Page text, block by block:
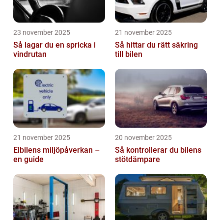
23 november 2025
Så lagar du en spricka i
vindrutan
21 november 2025
Så hittar du rätt säkring
till bilen
21 november 2025
Elbilens miljöpåverkan –
en guide
20 november 2025
Så kontrollerar du bilens
stötdämpare